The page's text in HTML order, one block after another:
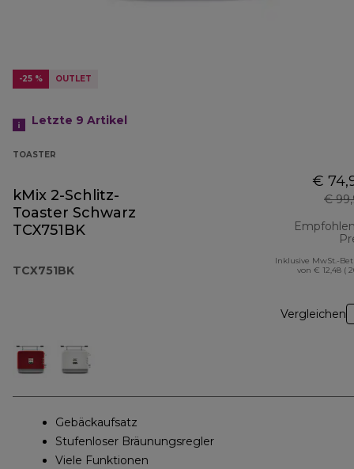
-25 % OUTLET
Letzte 9 Artikel
TOASTER
kMix 2-Schlitz-
Toaster Schwarz
TCX751BK
TCX751BK
€
€
Inklusive MwSt.-
von € 12,48 (
Vergleichen
Gebäckaufsatz
Stufenloser Bräunungsregler
Viele Funktionen